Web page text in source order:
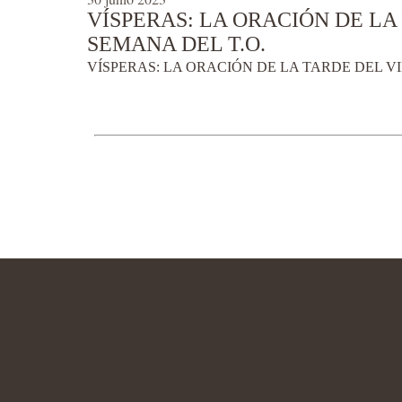
VÍSPERAS: LA ORACIÓN DE
SEMANA DEL T.O.
VÍSPERAS: LA ORACIÓN DE LA TARDE DEL